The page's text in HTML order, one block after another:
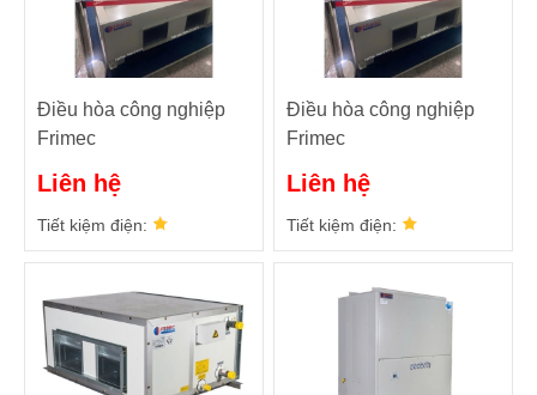
Điều hòa công nghiệp
Frimec
Liên hệ
Tiết kiệm điện:
Điều hòa công nghiệp
Frimec
Liên hệ
Tiết kiệm điện: